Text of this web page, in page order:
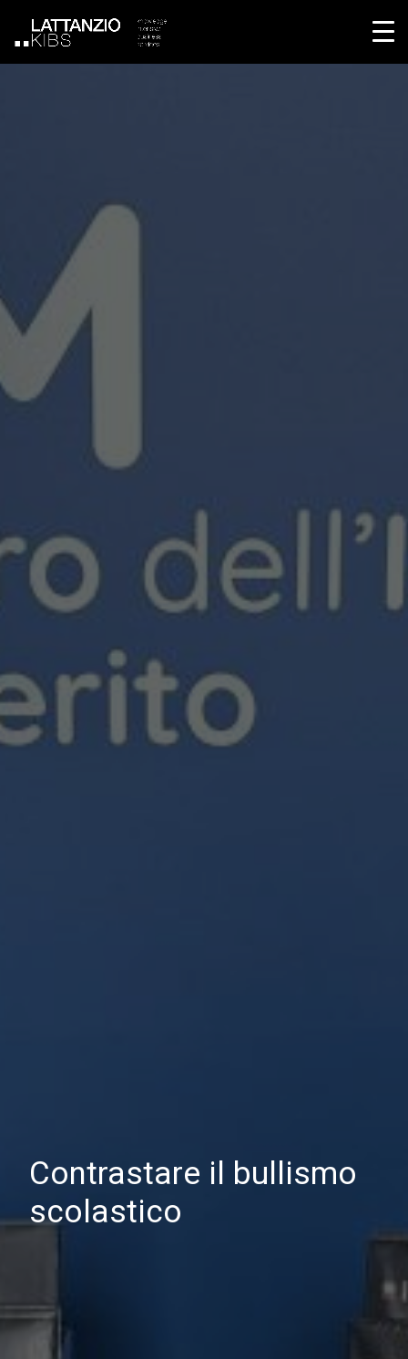
Contrastare il bullismo
scolastico